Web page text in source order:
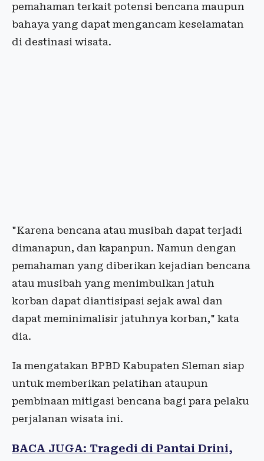
pemahaman terkait potensi bencana maupun
bahaya yang dapat mengancam keselamatan
di destinasi wisata.
"Karena bencana atau musibah dapat terjadi
dimanapun, dan kapanpun. Namun dengan
pemahaman yang diberikan kejadian bencana
atau musibah yang menimbulkan jatuh
korban dapat diantisipasi sejak awal dan
dapat meminimalisir jatuhnya korban," kata
dia.
Ia mengatakan BPBD Kabupaten Sleman siap
untuk memberikan pelatihan ataupun
pembinaan mitigasi bencana bagi para pelaku
perjalanan wisata ini.
BACA JUGA: Tragedi di Pantai Drini,